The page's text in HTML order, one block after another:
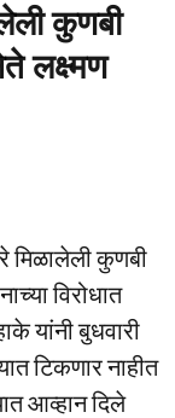
कुणबी
लक्ष्मण
मिळालेली कुणबी
विरोधात
यांनी बुधवारी
टिकणार नाहीत
आव्हान दिले